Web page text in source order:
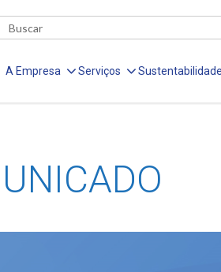
A Empresa Serviços Sustentabilidade